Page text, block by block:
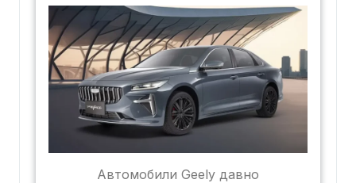
Автомобили Geely давно